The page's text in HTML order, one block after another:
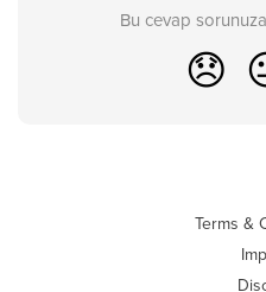
Bu cevap
😞
Terms &